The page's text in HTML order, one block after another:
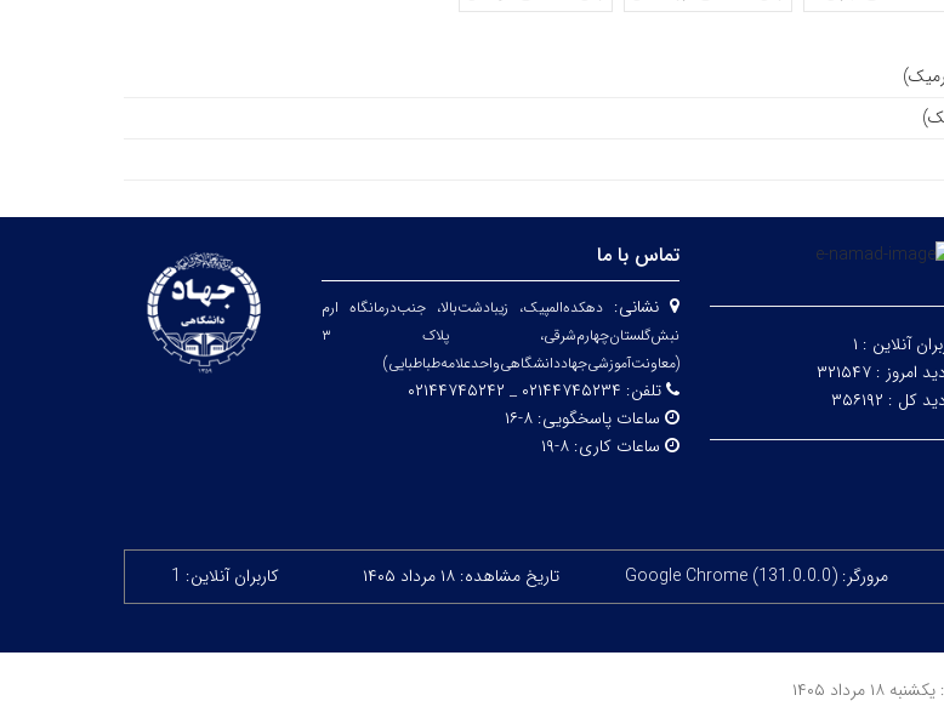
آنلاین : ۱
امروز : ۳۲۱۵۴۷
کل : ۳۵۶۱۹۲
تماس با ما
نشانی:دهکده‌المپیک، زیبا‌دشت‌بالا، جنب‌درمانگاه ارم
نبش‌گلستان‌چهارم‌شرقی، پلاک ۳
(معاونت‌آموزشی‌جهاد‌دانشگاهی‌واحد‌علامه‌طباطبایی)
تلفن: ۰۲۱۴۴۷۴۵۲۳۴ _ ۰۲۱۴۴۷۴۵۲۴۲
ساعات پاسخگویی:۸-۱۶
ساعات کاری:۸-۱۹
مرورگر: Google Chrome (131.0.0.0) تاریخ مشاهده: ۱۸ مرداد ۱۴۰۵ کاربران آنلاین: 1
۱۴۰۵